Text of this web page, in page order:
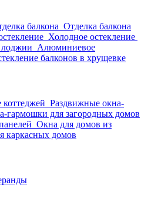
балкона Отделка балкона
Холодное остекление
лоджии Алюминиевое
балконов в хрущевке
Раздвижные окна-
гармошки для загородных домов
Окна для домов из
каркасных домов